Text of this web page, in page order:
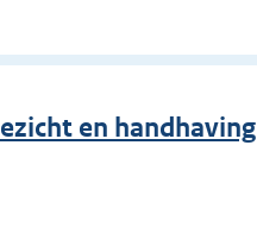
en handhaving